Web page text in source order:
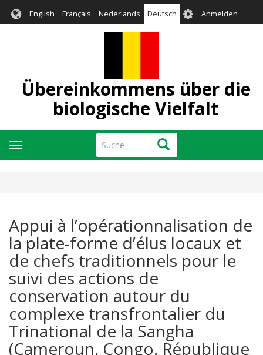
zum
English Français Nederlands Deutsch User
account
Anmelden
Übereinkommens über die
biologische Vielfalt
Suche Suche
Navigation
aktivieren/deaktivieren
Appui à l’opérationnalisation de
la plate-forme d’élus locaux et
de chefs traditionnels pour le
suivi des actions de
conservation autour du
complexe transfrontalier du
Trinational de la Sangha
(Cameroun, Congo, République